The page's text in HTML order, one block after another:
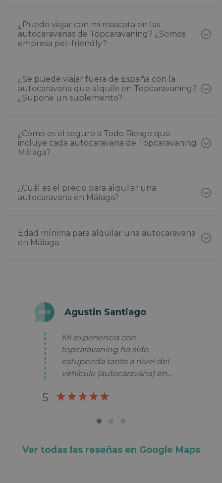
¿Puedo viajar con mi mascota en las
autocaravanas de Topcaravaning? ¿Somos
empresa pet-friendly?
¿Se puede viajar fuera de España con la
autocaravana que alquile en Topcaravaning?
¿Supone un suplemento?
¿Cómo es el seguro a Todo Riesgo que
incluye cada autocaravana de Topcaravaning
Málaga?
¿Cuál es el precio para alquilar una
autocaravana en Málaga?
Edad mínima para alquilar una autocaravana
en Málaga
Agustin Santiago
Mi experiencia con
topcaravaning ha sido
estupenda tanto a nivel del
vehículo (autocaravana) en
trato personal en la oficina de
Volveré a topcaravaning en mis
lo recomiendo a todo el que
quiera viajar con la casa a
5
Ver todas las reseñas en Google Maps